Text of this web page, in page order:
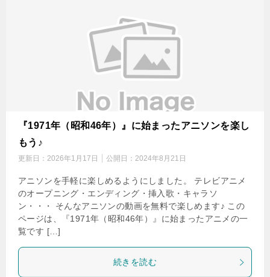
『1971年（昭和46年）』に始まったアニソンを楽し
もう♪
更新日： 2026年1月17日 公開日： 2024年8月21日
アニソンを手軽に楽しめるようにしました。 テレビアニメ
のオープニング・エンディング・挿入歌・キャラソ
ン・・・ そんなアニソンの動画を無料で楽しめます♪ この
ページは、『1971年（昭和46年）』に始まったアニメの一
覧です […]
続きを読む